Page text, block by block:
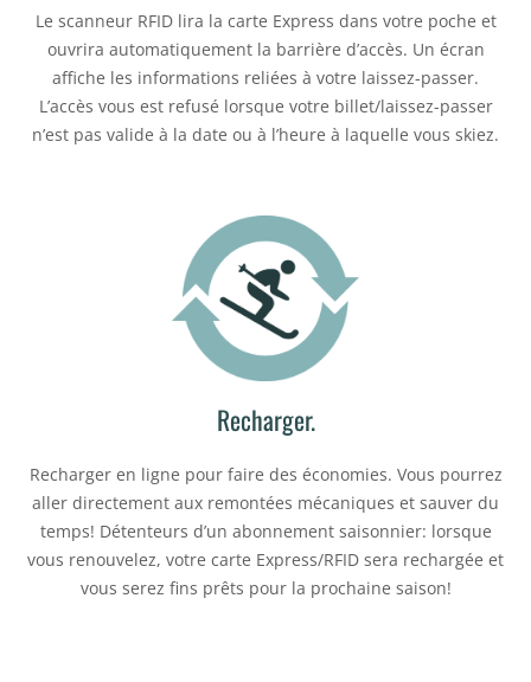
Le scanneur RFID lira la carte Express dans votre poche et
ouvrira automatiquement la barrière d’accès. Un écran
affiche les informations reliées à votre laissez-passer.
L’accès vous est refusé lorsque votre billet/laissez-passer
n’est pas valide à la date ou à l’heure à laquelle vous skiez.
Recharger.
Recharger en ligne pour faire des économies. Vous pourrez
aller directement aux remontées mécaniques et sauver du
temps! Détenteurs d’un abonnement saisonnier: lorsque
vous renouvelez, votre carte Express/RFID sera rechargée et
vous serez fins prêts pour la prochaine saison!